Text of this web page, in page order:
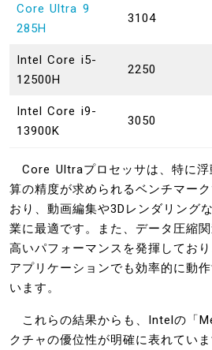
Core Ultra 9
285H
3104
Intel Core i5-
12500H
2250
Intel Core i9-
13900K
3050
Core Ultraプロセッサは、特に浮
算の精度が求められるベンチマー
おり、動画編集や3Dレンダリング
業に最適です。また、データ圧縮
高いパフォーマンスを発揮してお
アプリケーションでも効率的に動
います。
これらの結果からも、Intelの「
クチャの優位性が明確に表れてい